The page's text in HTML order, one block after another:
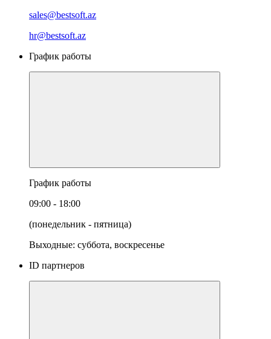
sales@bestsoft.az
hr@bestsoft.az
График работы
График работы
09:00 - 18:00
(понедельник - пятница)
Выходные: суббота, воскресенье
ID партнеров